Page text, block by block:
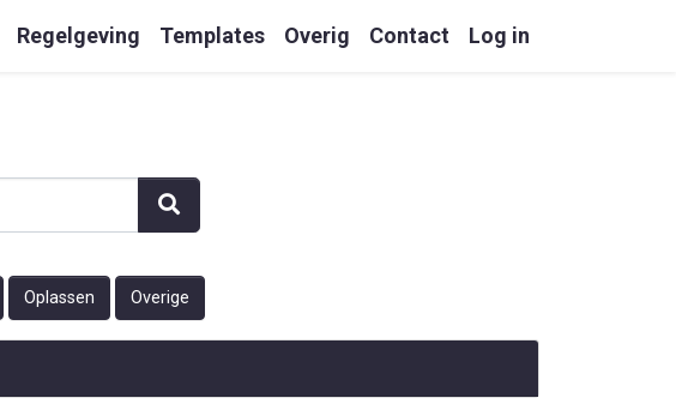
Regelgeving Templates Overig Contact Log in
Oplassen Overige